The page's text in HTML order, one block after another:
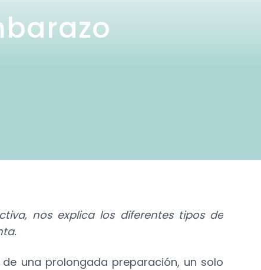
nos explica los diferentes tipos de
una prolongada preparación, un solo